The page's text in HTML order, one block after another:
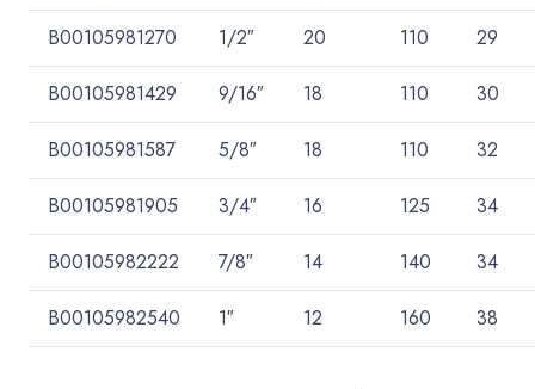
B00105981270 1/2″ 20 110 29
B00105981429 9/16″ 18 110 30
B00105981587 5/8″ 18 110 32
B00105981905 3/4″ 16 125 34
B00105982222 7/8″ 14 140 34
B00105982540 1″ 12 160 38